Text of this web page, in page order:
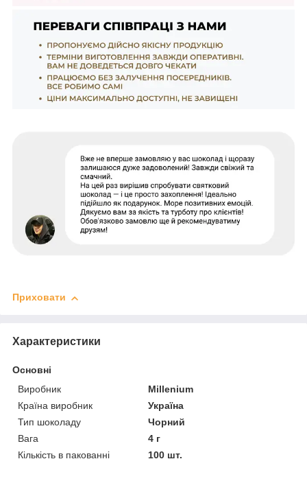
Приховати
Характеристики
Основні
Виробник
Millenium
Країна виробник
Україна
Тип шоколаду
Чорний
Вага
4 г
Кількість в пакованні
100 шт.